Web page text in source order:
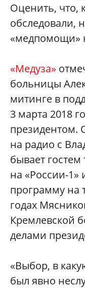
Оценить, что,
обследовали,
«медпомощи»
«Медуза»
больницы
митинге в
3 марта 2018
президентом.
на радио с
бывает
на «России-1»
программу на
годах
Кремлевской
делами
«Выбор, в
был явно